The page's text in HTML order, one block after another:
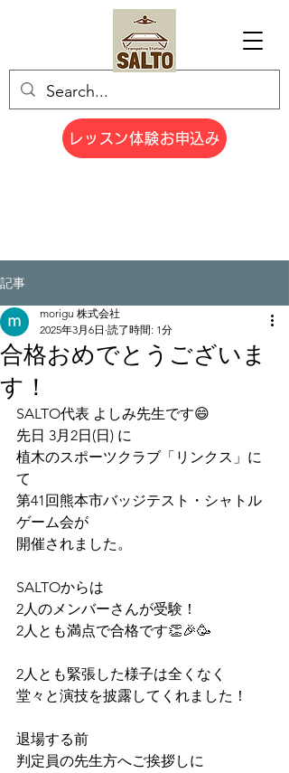
レッスン体験お申込み
記事
合格おめでとうございま
す！
morigu 株式会社
2025年3月6日 読了時間: 1分
SALTO代表 よしみ先生です😄
先日 3月2日(日) に
植木のスポーツクラブ「リンクス」に
て
第41回熊本市バッジテスト・シャトル
ゲーム会が
開催されました。
SALTOからは
2人のメンバーさんが受験！
2人とも満点で合格です👏🎉🥳
2人とも緊張した様子は全くなく
堂々と演技を披露してくれました！
退場する前
判定員の先生方へご挨拶しに